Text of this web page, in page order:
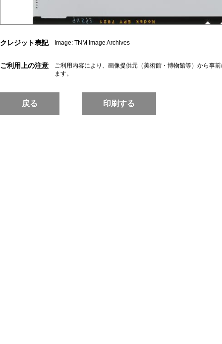
クレジット表記 Image: TNM Image Archives
ご利用上の注意
ご利用内容により、画像提供元（美術館・博物館等）から事
ます。
戻る 印刷する